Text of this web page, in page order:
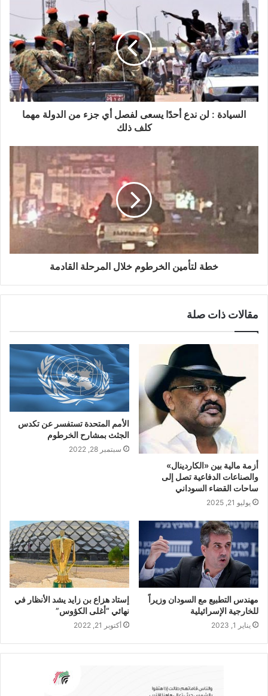
السيادة : لن ندع أحدًا يسعى لفصل أي جزء من الدولة مهما
كلف ذلك
خطة لتأمين الخرطوم خلال المرحلة القادمة
مقالات ذات صلة
أزمة مالية بين «الكاردينال»
والصناعات الدفاعية تصل إلى
ساحات القضاء السوداني
يوليو 21, 2025
الأمم المتحدة تستفسر عن تكدس
الجثث بمشارح الخرطوم
سبتمبر 28, 2022
مهندس التطبيع مع السودان وزيراً
للخارجية الإسرائيلية
يناير 1, 2023
إستاد هزاع بن زايد يشد الأنظار في
نهائي “أغلى الكؤوس”
أكتوبر 21, 2022